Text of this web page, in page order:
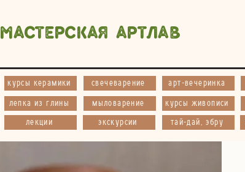
Мастерская АртЛав
курсы керамики свечеварение арт-вечеринка
лепка из глины
лекции
мыловарение
экскурсии
курсы живописи
тай-дай, эбру